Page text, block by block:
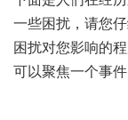
一些困扰，请您
困扰对您影响的程
可以聚焦一个事